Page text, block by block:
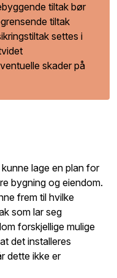
tiltak bør
tiltak
settes i
skader på
lage en plan for
bygning og eiendom.
frem til hvilke
som lar seg
forskjellige mulige
det installeres
dette ikke er